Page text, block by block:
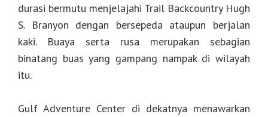
durasi bermutu menjelajahi Trail Backcountry Hugh
S. Branyon dengan bersepeda ataupun berjalan
kaki. Buaya serta rusa merupakan sebagian
binatang buas yang gampang nampak di wilayah
itu.
Gulf Adventure Center di dekatnya menawarkan